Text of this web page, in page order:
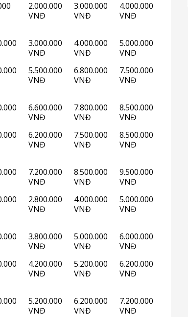
2.000.000
VNĐ
3.000.000
VNĐ
4.000.000
VNĐ
3.000.000
VNĐ
4.000.000
VNĐ
5.000.000
VNĐ
5.500.000
VNĐ
6.800.000
VNĐ
7.500.000
VNĐ
6.600.000
VNĐ
7.800.000
VNĐ
8.500.000
VNĐ
6.200.000
VNĐ
7.500.000
VNĐ
8.500.000
VNĐ
7.200.000
VNĐ
8.500.000
VNĐ
9.500.000
VNĐ
2.800.000
VNĐ
4.000.000
VNĐ
5.000.000
VNĐ
3.800.000
VNĐ
5.000.000
VNĐ
6.000.000
VNĐ
4.200.000
VNĐ
5.200.000
VNĐ
6.200.000
VNĐ
5.200.000
VNĐ
6.200.000
VNĐ
7.200.000
VNĐ